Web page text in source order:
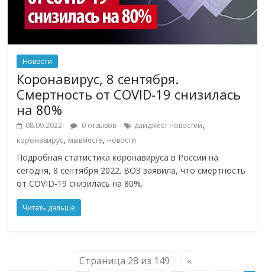
Новости
Коронавирус, 8 сентября.
Смертность от COVID-19 снизилась
на 80%
08.09.2022 0 отзывов дайджест новостей,
коронавирус, мывместе, новости
Подробная статистика коронавируса в России на
сегодня, 8 сентября 2022. ВОЗ заявила, что смертность
от COVID-19 снизилась на 80%.
Читать дальше
Страница 28 из 149
«